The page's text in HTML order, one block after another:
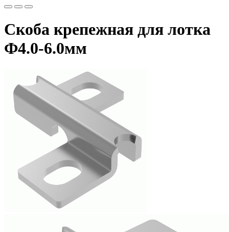
Скоба крепежная для лотка
Ф4.0-6.0мм